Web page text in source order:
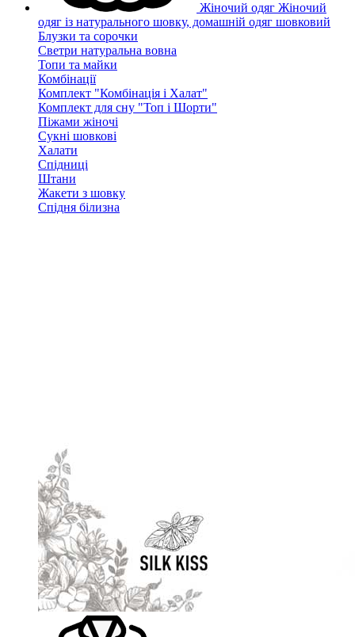
Жіночий одяг Жіночий
одяг із натурального шовку, домашній одяг шовковий
Блузки та сорочки
Светри натуральна вовна
Топи та майки
Комбінації
Комплект "Комбінація і Халат"
Комплект для сну "Топ і Шорти"
Піжами жіночі
Сукні шовкові
Халати
Спідниці
Штани
Жакети з шовку
Спідня білизна